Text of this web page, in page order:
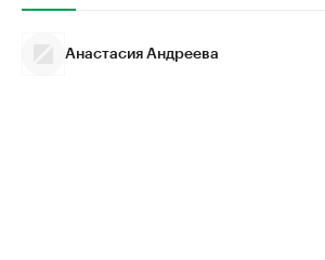
Анастасия Андреева